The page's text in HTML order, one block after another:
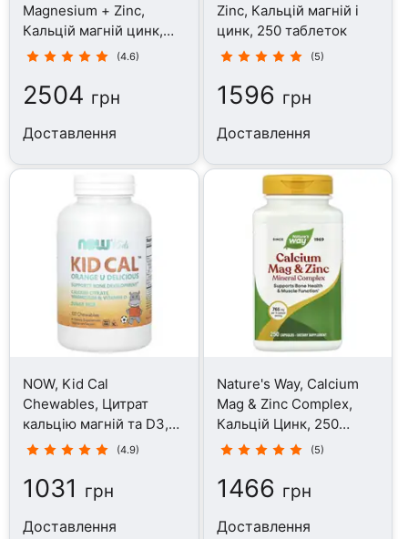
Magnesium + Zinc,
Кальцій магній цинк,
180 таблеток
(4.6)
2504 грн
Доставлення
Zinc, Кальцій магній і
цинк, 250 таблеток
(5)
1596 грн
Доставлення
NOW, Kid Cal
Chewables, Цитрат
кальцію магній та D3,
100 цукерок
(4.9)
1031 грн
Доставлення
Nature's Way, Calcium
Mag & Zinc Complex,
Кальцій Цинк, 250
капсул
(5)
1466 грн
Доставлення